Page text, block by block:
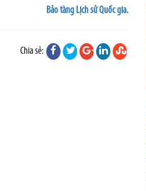
Bảo tàng Lịch sử Quốc gia.
Chia sẻ: